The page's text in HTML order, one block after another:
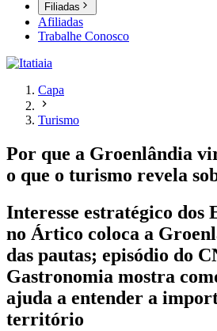
Filiadas
Afiliadas
Trabalhe Conosco
Capa
Turismo
Por que a Groenlândia
o que o turismo revela
Interesse estratégico dos
no Ártico coloca a
das pautas; episódio do
Gastronomia mostra
ajuda a entender a
território